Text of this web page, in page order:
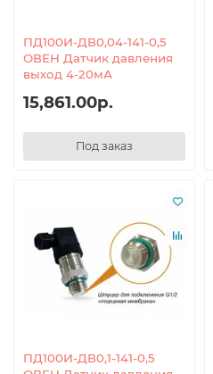
ПД100И-ДВ0,04-141-0,5
ОВЕН Датчик давления
выход 4-20мА
15,861.00р.
Под заказ
ПД100И-ДВ0,1-141-0,5